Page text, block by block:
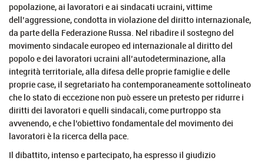
popolazione, ai lavoratori e ai sindacati ucraini, vittime
dell’aggressione, condotta in violazione del diritto internazionale,
da parte della Federazione Russa. Nel ribadire il sostegno del
movimento sindacale europeo ed internazionale al diritto del
popolo e dei lavoratori ucraini all’autodeterminazione, alla
integrità territoriale, alla difesa delle proprie famiglie e delle
proprie case, il segretariato ha contemporaneamente sottolineato
che lo stato di eccezione non può essere un pretesto per ridurre i
diritti dei lavoratori e quelli sindacali, come purtroppo sta
avvenendo, e che l’obiettivo fondamentale del movimento dei
lavoratori è la ricerca della pace.
Il dibattito, intenso e partecipato, ha espresso il giudizio